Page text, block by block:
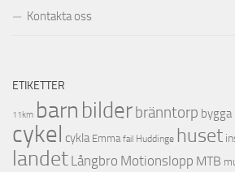
Kontakta oss
ETIKETTER
11km barn bilder bränntorp bygga
cykel cykla Emma fail Huddinge huset
landet Långbro Motionslopp MTB